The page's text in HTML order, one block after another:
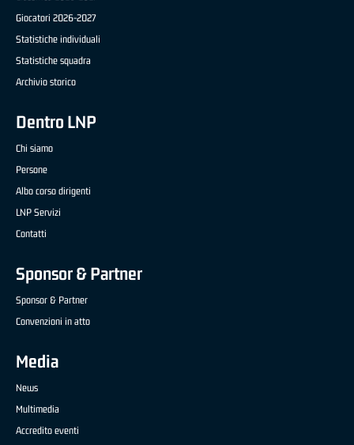
Giocatori 2026-2027
Statistiche individuali
Statistiche squadra
Archivio storico
Dentro LNP
Chi siamo
Persone
Albo corso dirigenti
LNP Servizi
Contatti
Sponsor & Partner
Sponsor & Partner
Convenzioni in atto
Media
News
Multimedia
Accredito eventi